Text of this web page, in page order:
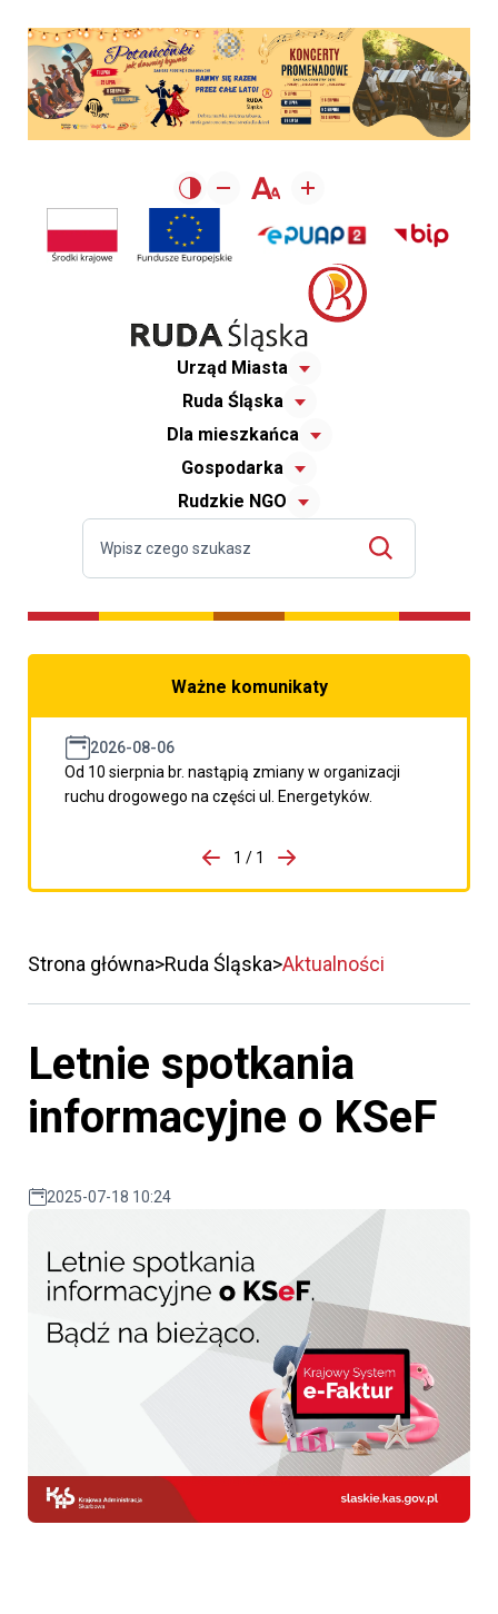
Urząd Miasta
Ruda Śląska
Dla mieszkańca
Gospodarka
Rudzkie NGO
Ważne komunikaty
2026-08-06
Od 10 sierpnia br. nastąpią zmiany w organizacji
ruchu drogowego na części ul. Energetyków.
porzpedniego komunikatu
1 / 1
Przejdź do następnego
Strona główna Ruda Śląska Aktualności
Letnie spotkania
informacyjne o KSeF
2025-07-18 10:24